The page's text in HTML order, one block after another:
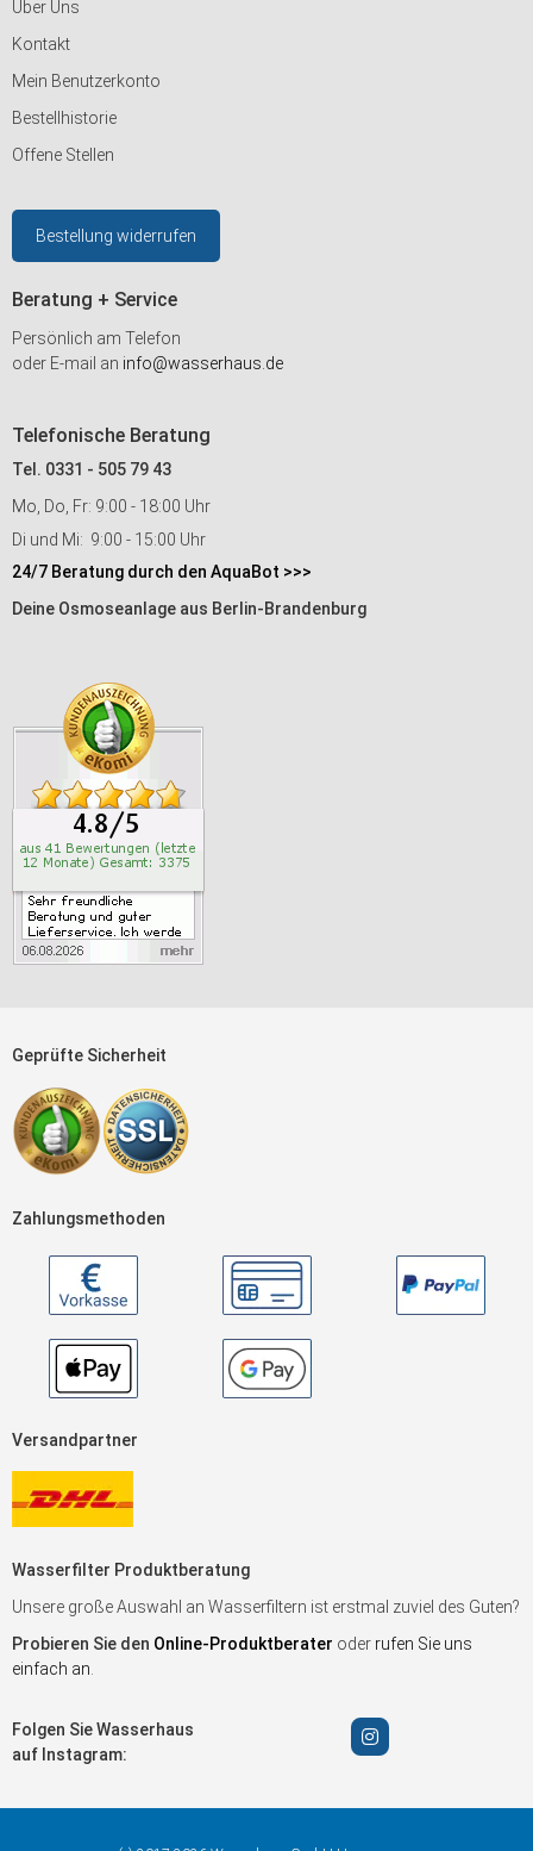
Über Uns
Kontakt
Mein Benutzerkonto
Bestellhistorie
Offene Stellen
Bestellung widerrufen
Beratung + Service
Persönlich am Telefon
oder E-mail an info@wasserhaus.de
Telefonische Beratung
Tel. 0331 - 505 79 43
Mo, Do, Fr: 9:00 - 18:00 Uhr
Di und Mi: 9:00 - 15:00 Uhr
24/7 Beratung durch den AquaBot >>>
Deine Osmoseanlage aus Berlin-Brandenburg
Geprüfte Sicherheit
Zahlungsmethoden
Versandpartner
Wasserfilter Produktberatung
Unsere große Auswahl an Wasserfiltern ist erstmal zuviel des Guten?
Probieren Sie den Online-Produktberater oder rufen Sie uns
einfach an
Folgen Sie Wasserhaus
auf Instagram: